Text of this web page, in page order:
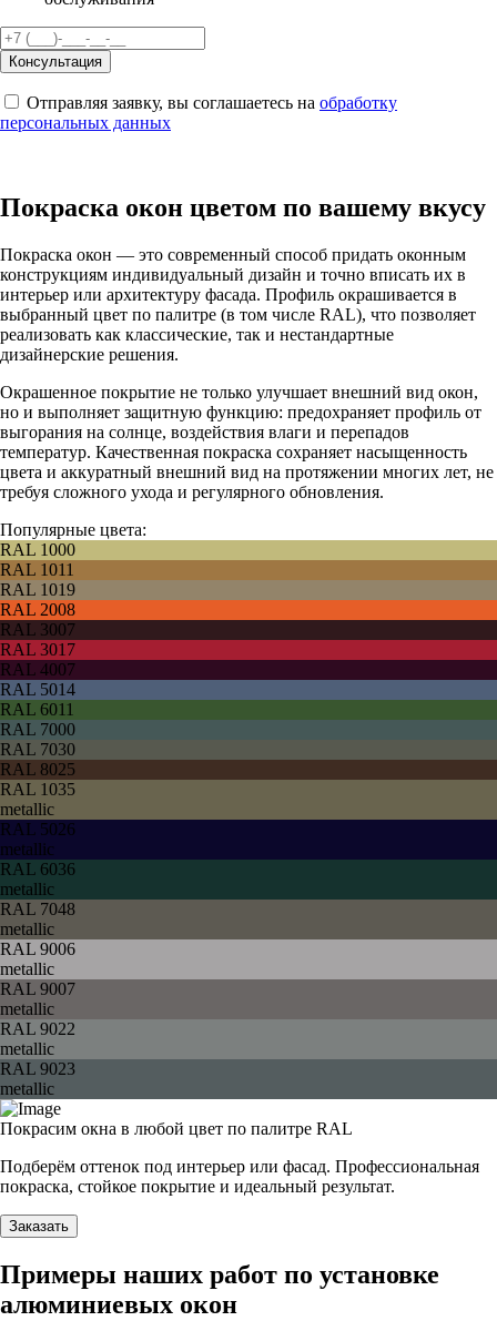
Консультация
Отправляя заявку, вы соглашаетесь на обработку
персональных данных
Покраска окон цветом по вашему вкусу
Покраска окон — это современный способ придать оконным
конструкциям индивидуальный дизайн и точно вписать их в
интерьер или архитектуру фасада. Профиль окрашивается в
выбранный цвет по палитре (в том числе RAL), что позволяет
реализовать как классические, так и нестандартные
дизайнерские решения.
Окрашенное покрытие не только улучшает внешний вид окон,
но и выполняет защитную функцию: предохраняет профиль от
выгорания на солнце, воздействия влаги и перепадов
температур. Качественная покраска сохраняет насыщенность
цвета и аккуратный внешний вид на протяжении многих лет, не
требуя сложного ухода и регулярного обновления.
Популярные цвета:
RAL 1000
RAL 1011
RAL 1019
RAL 2008
RAL 3007
RAL 3017
RAL 4007
RAL 5014
RAL 6011
RAL 7000
RAL 7030
RAL 8025
RAL 1035
metallic
RAL 5026
metallic
RAL 6036
metallic
RAL 7048
metallic
RAL 9006
metallic
RAL 9007
metallic
RAL 9022
metallic
RAL 9023
metallic
Покрасим окна в любой цвет по палитре RAL
Подберём оттенок под интерьер или фасад. Профессиональная
покраска, стойкое покрытие и идеальный результат.
Заказать
Примеры наших работ по установке
алюминиевых окон